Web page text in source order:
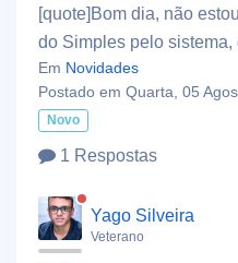
[quote]Bom dia, não
do Simples pelo
Em Novidades
Postado em Quarta, 05
Novo
1 Respostas
Yago Silveira
Veterano